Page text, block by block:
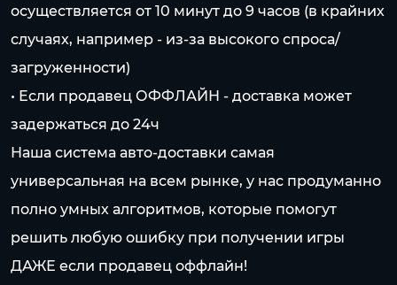
осуществляется от 10 минут до 9 часов (в крайних
случаях, например - из-за высокого спроса/
загруженности)
• Если продавец ОФФЛАЙН - доставка может
задержаться до 24ч
Наша система авто-доставки самая
универсальная на всем рынке, у нас продуманно
полно умных алгоритмов, которые помогут
решить любую ошибку при получении игры
ДАЖЕ если продавец оффлайн!